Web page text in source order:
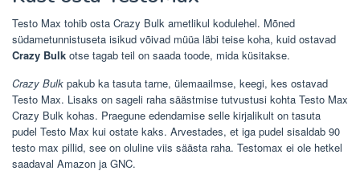
Testo Max tohib osta Crazy Bulk ametlikul kodulehel. Mõned
südametunnistuseta isikud võivad müüa läbi teise koha, kuid ostavad
Crazy Bulk otse tagab teil on saada toode, mida küsitakse.
Crazy Bulk pakub ka tasuta tarne, ülemaailmse, keegi, kes ostavad
Testo Max. Lisaks on sageli raha säästmise tutvustusi kohta Testo Max
Crazy Bulk kohas. Praegune edendamise selle kirjalikult on tasuta
pudel Testo Max kui ostate kaks. Arvestades, et iga pudel sisaldab 90
testo max pillid, see on oluline viis säästa raha. Testomax ei ole hetkel
saadaval Amazon ja GNC.